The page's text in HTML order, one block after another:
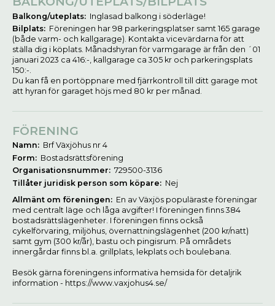
Balkong/uteplats: Inglasad balkong i söderläge!
Bilplats: Föreningen har 98 parkeringsplatser samt 165 garage
(både varm- och kallgarage). Kontakta vicevärdarna för att
ställa dig i köplats. Månadshyran för varmgarage är från den ´01
januari 2023 ca 416:-, kallgarage ca 305 kr och parkeringsplats
150:-.
Du kan få en portöppnare med fjärrkontroll till ditt garage mot
att hyran för garaget höjs med 80 kr per månad.
FÖRENING
Namn: Brf Växjöhus nr 4
Form: Bostadsrättsförening
Organisationsnummer: 729500-3136
Tillåter juridisk person som köpare: Nej
Allmänt om föreningen: En av Växjös populäraste föreningar
med centralt läge och låga avgifter! I föreningen finns 384
bostadsrättslägenheter. I föreningen finns också
cykelförvaring, miljöhus, övernattningslägenhet (200 kr/natt)
samt gym (300 kr/år), bastu och pingisrum. På områdets
innergårdar finns bl.a. grillplats, lekplats och boulebana.
Besök gärna föreningens informativa hemsida för detaljrik
information - https://www.vaxjohus4.se/